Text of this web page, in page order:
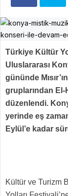
Türkiye Kültür
Uluslararası
gününde
gruplarından
düzenlendi.
yerinde eş
Eylül’e kadar
Kültür ve Turizm